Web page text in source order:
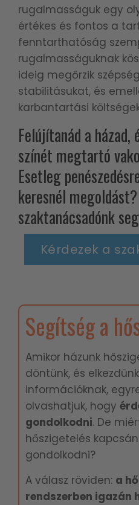
rugalmasságuk egy
értékes és fontos a
fenntarthatóság
rugalmasságuknak
ideig megőrzik
stabilitásukat, és
karbantartási
Felújítanád a
színét megtartó
Esetleg
keresnél megoldást?
szaktanácsadónk
Kérdezek a
Segítség a
Amikor házunk
döntünk, és
információknak,
olvashatjuk, hogy é
gondolkodni. De
hőszigetelés
gondolkodni?
A válasz röviden: a
rendszerben igazán